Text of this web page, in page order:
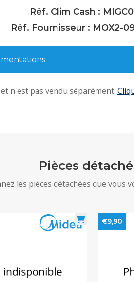
Réf. Clim Cash :
Réf. Fournisseur : MOX2-
n'est pas vendu séparément.
Pièces
les pièces détachées que vous
€9,90